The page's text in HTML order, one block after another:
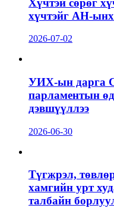
хүчтэйг АН-
2026-07-02
УИХ-ын дарга
парламентын
дэвшүүллээ
2026-06-30
Түгжрэл,
хамгийн урт
талбайн